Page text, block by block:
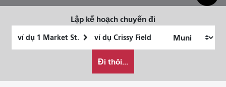
Lập kế hoạch chuyến đi
muốn
đi
Đi thôi...